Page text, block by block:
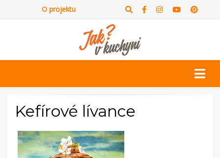
O projektu
Kefírové lívance